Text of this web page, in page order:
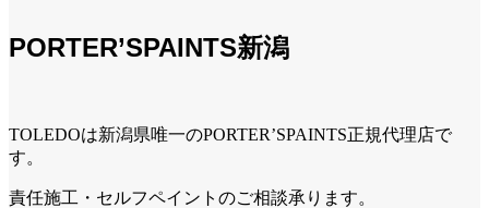
PORTER’SPAINTS新潟
TOLEDOは新潟県唯一のPORTER’SPAINTS正規代理店で
す。
責任施工・セルフペイントのご相談承ります。